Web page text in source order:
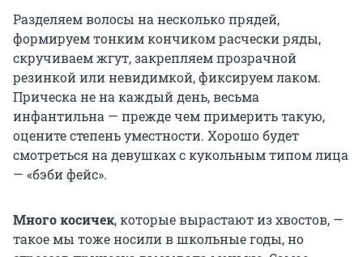
Разделяем волосы на несколько прядей,
формируем тонким кончиком расчески ряды,
скручиваем жгут, закрепляем прозрачной
резинкой или невидимкой, фиксируем лаком.
Прическа не на каждый день, весьма
инфантильна — прежде чем примерить такую,
оцените степень уместности. Хорошо будет
смотреться на девушках с кукольным типом лица
— «бэби фейс».
Много косичек, которые вырастают из хвостов, —
такое мы тоже носили в школьные годы, но